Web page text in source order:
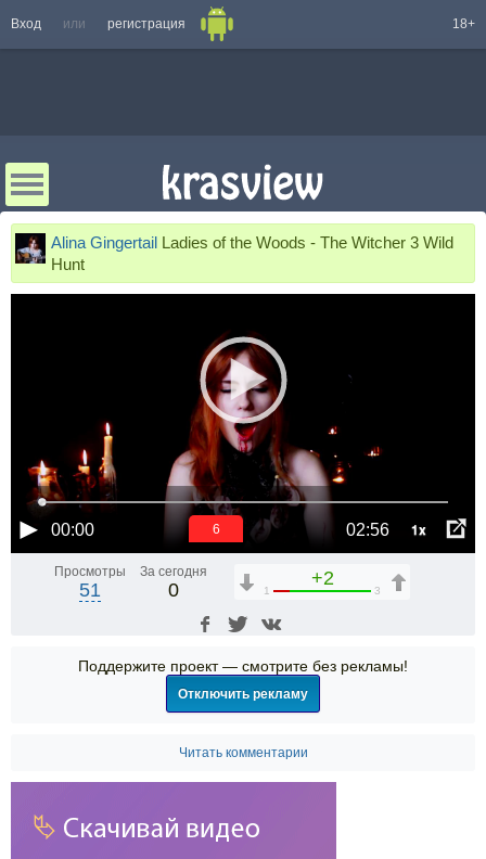
Вход или регистрация 18+
Alina Gingertail Ladies of the Woods - The Witcher 3 Wild
Hunt
00:00 02:56 1x
6
Просмотры
51
За сегодня
0
+2
1 3
Поддержите проект — смотрите без рекламы!
Отключить рекламу
Читать комментарии